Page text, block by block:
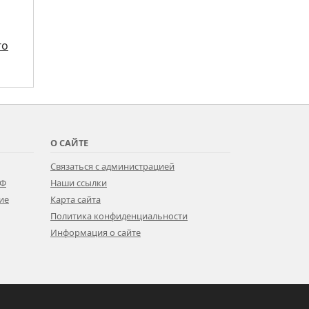
О САЙТЕ
Связаться с администрацией
Наши ссылки
Карта сайта
Политика конфиденциальности
Информация о сайте